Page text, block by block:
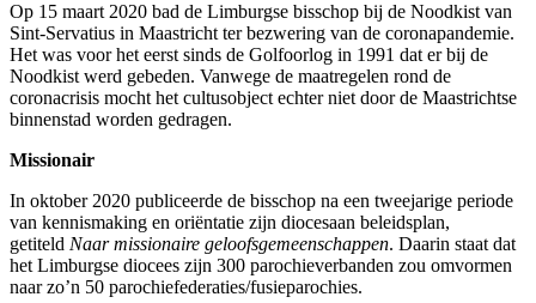
Op 15 maart 2020 bad de Limburgse bisschop bij de Noodkist van
Sint-Servatius in Maastricht ter bezwering van de coronapandemie.
Het was voor het eerst sinds de Golfoorlog in 1991 dat er bij de
Noodkist werd gebeden. Vanwege de maatregelen rond de
coronacrisis mocht het cultusobject echter niet door de Maastrichtse
binnenstad worden gedragen.
Missionair
In oktober 2020 publiceerde de bisschop na een tweejarige periode
van kennismaking en oriëntatie zijn diocesaan beleidsplan,
getiteld Naar missionaire geloofsgemeenschappen. Daarin staat dat
het Limburgse diocees zijn 300 parochieverbanden zou omvormen
naar zo’n 50 parochiefederaties/fusieparochies.